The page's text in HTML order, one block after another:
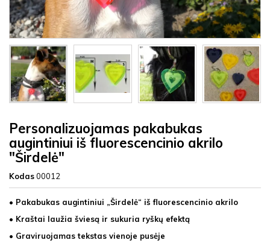
Personalizuojamas pakabukas
augintiniui iš fluorescencinio akrilo
"Širdelė"
Kodas00012
• Pakabukas augintiniui „Širdelė“ iš fluorescencinio akrilo
• Kraštai laužia šviesą ir sukuria ryškų efektą
• Graviruojamas tekstas vienoje pusėje